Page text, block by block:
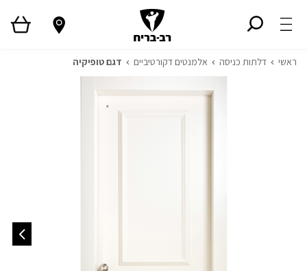
ראשי דלתות כניסה אלמנטים דקורטיביים דגם טופיקיה